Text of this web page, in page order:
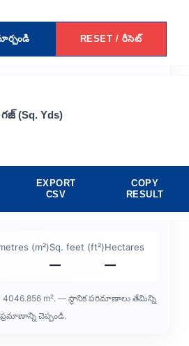
RESET / రీసెట్
(Sq. Yds)
EXPORT
CSV
COPY
RESULT
(m²)Sq. feet (ft²)
—
Hectares
—
4046.856 m². — స్థానిక పరిమాణాలు తేమిన్ని
చెప్పండి.